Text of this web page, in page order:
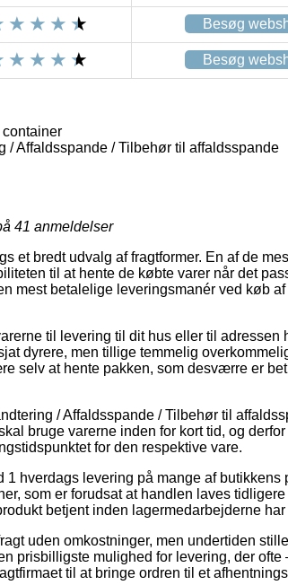
Besøg
Besøg
/ Affaldsspande / Tilbehør til affaldsspande
41 anmeldelser
et bredt udvalg af fragtformer. En af de
til at hente de købte varer når det
mest betalelige leveringsmanér ved køb
til levering til dit hus eller til adressen
dyrere, men tillige temmelig
selv at hente pakken, som desværre er
/ Affaldsspande / Tilbehør til
bruge varerne inden for kort tid, og
for den respektive vare.
hverdags levering på mange af butikkens
som er forudsat at handlen laves
betjent inden lagermedarbejderne har
uden omkostninger, men undertiden
prisbilligste mulighed for levering, der
til at bringe ordren til et